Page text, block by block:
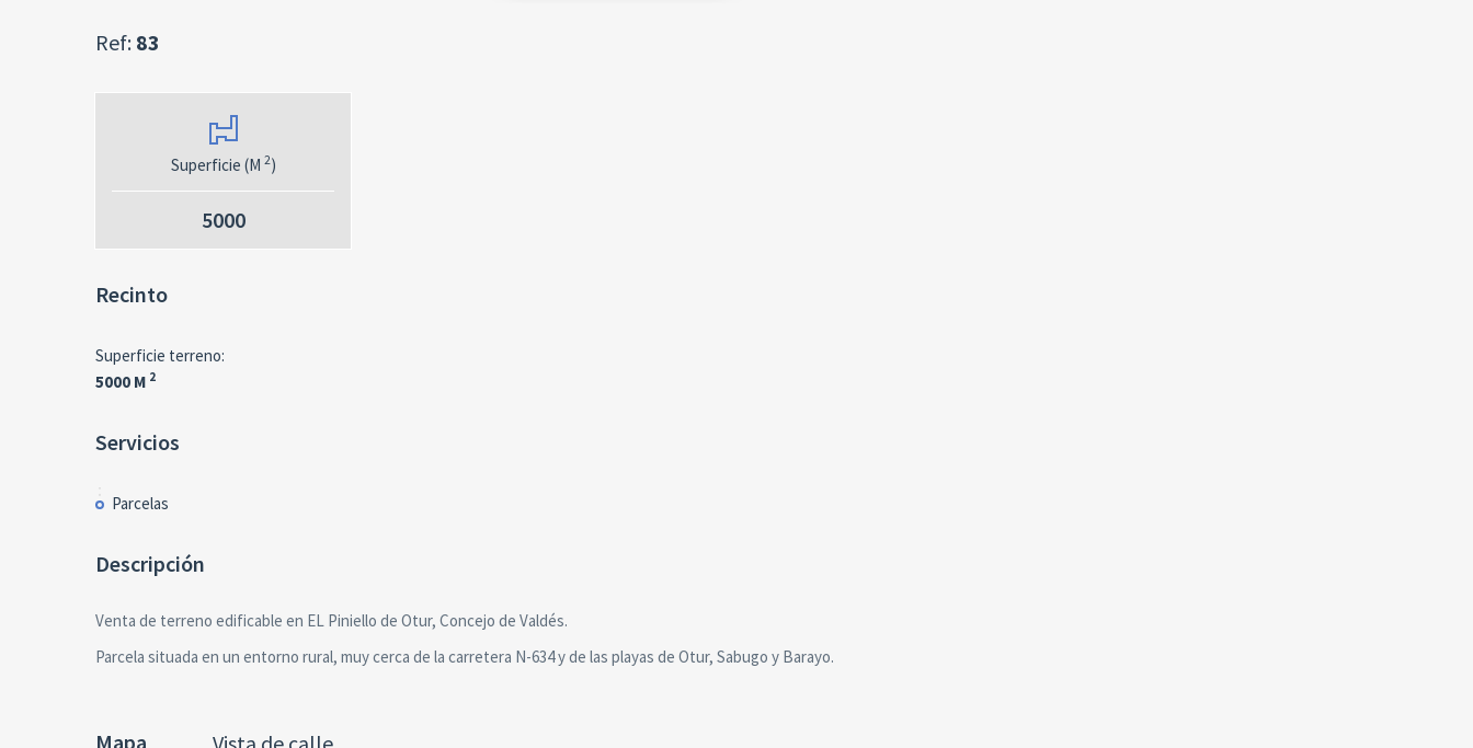
Ref: 83
Superficie (M 2)
5000
Recinto
Superficie terreno:
5000 M 2
Servicios
Parcelas
Descripción
Venta de terreno edificable en EL Piniello de Otur, Concejo de Valdés.
Parcela situada en un entorno rural, muy cerca de la carretera N-634 y de las playas de Otur, Sabugo y Barayo.
Mapa